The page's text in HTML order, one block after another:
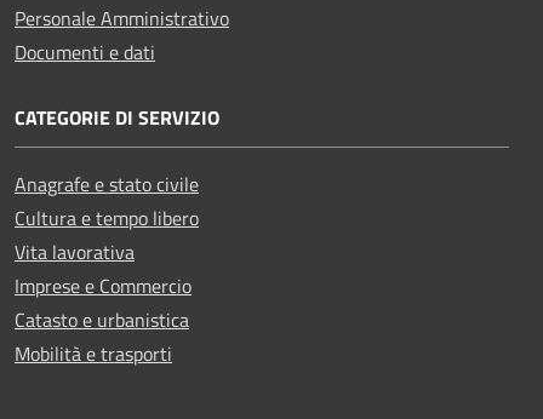
Personale Amministrativo
Documenti e dati
CATEGORIE DI SERVIZIO
Anagrafe e stato civile
Cultura e tempo libero
Vita lavorativa
Imprese e Commercio
Catasto e urbanistica
Mobilità e trasporti